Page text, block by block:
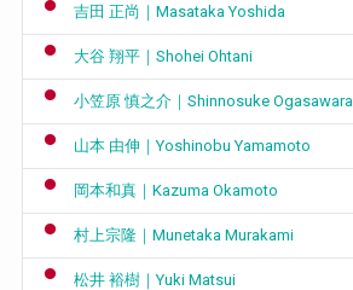
吉田 正尚｜Masataka Yoshida
大谷 翔平｜Shohei Ohtani
小笠原 慎之介｜Shinnosuke Ogasawara
山本 由伸｜Yoshinobu Yamamoto
岡本和真｜Kazuma Okamoto
村上宗隆｜Munetaka Murakami
松井 裕樹｜Yuki Matsui